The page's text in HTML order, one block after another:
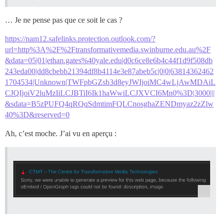
… Je ne pense pas que ce soit le cas ?
https://nam12.safelinks.protection.outlook.com/?
url=http%3A%2F%2Ftransformativemedia.swinburne.edu.au%2F
&data=05|01|ethan.gates%40yale.edu|d0c6ce8e6b4c44f1d9f508db
243eda00|dd8cbebb21394df8b4114e3e87abeb5c|0|0|63814362462
1704534|Unknown|TWFpbGZsb3d8eyJWIjoiMC4wLjAwMDAiL
CJQIjoiV2luMzIiLCJBTiI6Ik1haWwiLCJXVCI6Mn0%3D|3000|||
&sdata=B5zPUFQ4qRQqSdmtimFQLCnosghaZENDmyaz2zZlw
40%3D&reserved=0
Ah, c’est moche. J’ai vu en aperçu :